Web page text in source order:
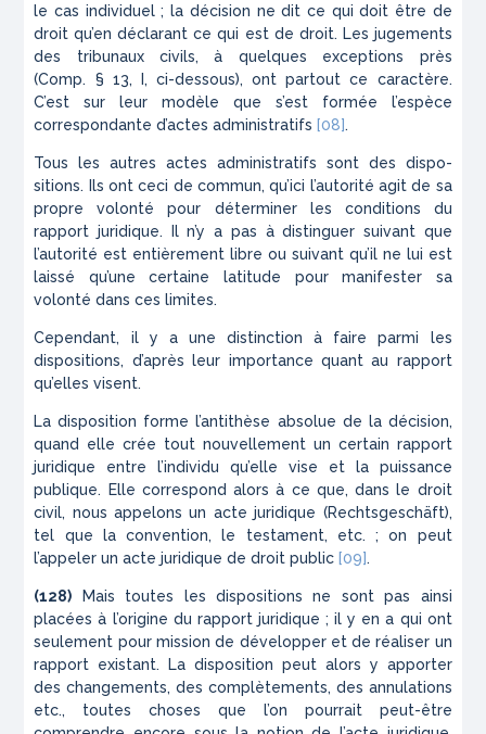
le cas individuel ; la décision ne dit ce quidoit être de
droit qu’en déclarant ce qui estde droit. Les jugements
des tribunaux civils, à quelques exceptions près
(Comp. § 13, I, ci-dessous), ont partout ce caractère.
C’est sur leur modèle que s’est formée l’es­pèce
correspondante d’actes administratifs [08].
Tous les autres actes administratifs sont des dispo­
sitions. Ils ont ceci de commun, qu’ici l’autorité agit de sa
propre volonté pour déterminer les conditions du
rapport juridique. Il n’y a pas à distinguer suivant que
l’autorité est entièrement libre ou suivant qu’il ne lui est
laissé qu’une certaine latitude pour mani­fester sa
volonté dans ces limites.
Cependant, il y a une distinction à faire parmi les
dispositions, d’après leur importance quant au rapport
qu’elles visent.
Ladisposition forme l’antithèse absolue de la décision,
quand elle crée tout nouvellement un certain rapport
juridique entre l’individu qu’elle vise et la puissance
publique. Elle correspond alors à ce que, dans le droit
civil, nous appelons un acte juridique (Rechts­geschäft),
tel que la convention, le testament, etc. ; on peut
l’appeler unacte juridique de droit public [09].
(128) Mais toutes les dispositions ne sont pas ainsi
placées à l’origine du rapport juridique ; il y en a qui ont
seulement pour mission de développer et de réaliser un
rapport existant. Ladisposition peut alors y appor­ter
des changements, des complètements, des annu­lations
etc., toutes choses que l’on pourrait peut-être